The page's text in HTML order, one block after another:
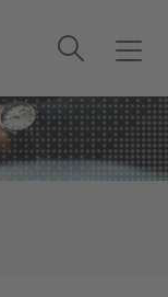
T
g
g
l
Suche